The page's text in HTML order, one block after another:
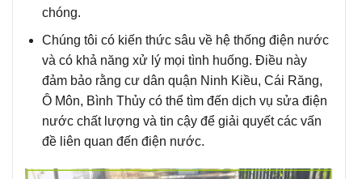
chóng.
Chúng tôi có kiến thức sâu về hệ thống điện nước
và có khả năng xử lý mọi tình huống. Điều này
đảm bảo rằng cư dân quận Ninh Kiều, Cái Răng,
Ô Môn, Bình Thủy có thể tìm đến dịch vụ sửa điện
nước chất lượng và tin cậy để giải quyết các vấn
đề liên quan đến điện nước.